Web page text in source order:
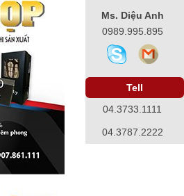
Ms. Diệu Anh
0989.995.895
Tell
04.3733.1111
04.3787.2222